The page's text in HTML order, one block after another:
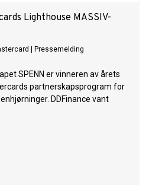
Lighthouse MASSIV-
Pressemelding
SPENN er vinneren av årets
partnerskapsprogram for
DDFinance vant